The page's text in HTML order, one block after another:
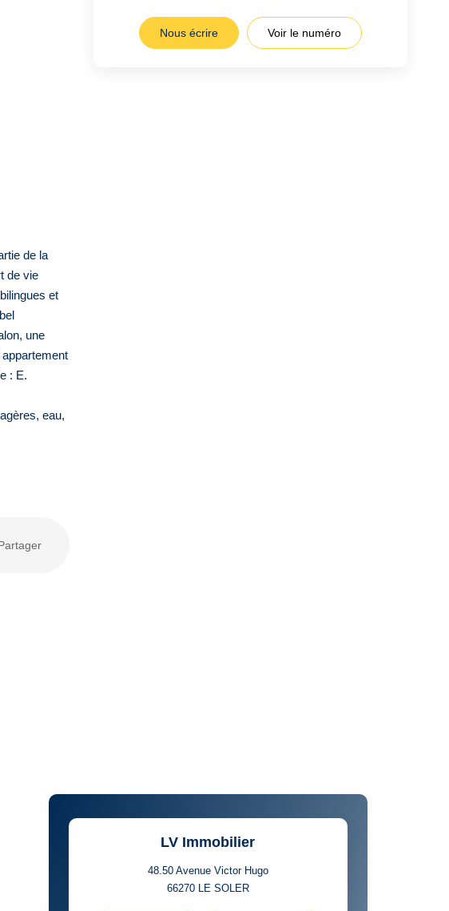
de la
de vie
et
une
: E.
eau,
Nous écrire Voir le numéro
LV Immobilier
48.50 Avenue Victor Hugo
66270 LE SOLER